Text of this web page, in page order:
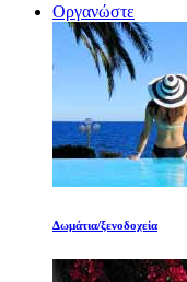
Οργανώστε
Δωμάτια/ξενοδοχεία